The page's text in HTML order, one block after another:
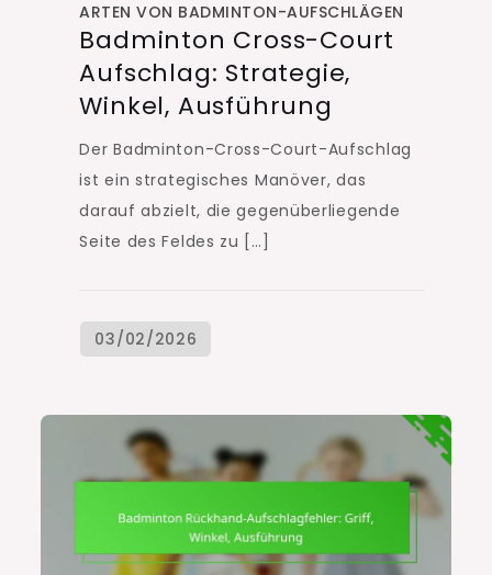
ARTEN VON BADMINTON-AUFSCHLÄGEN
Badminton Cross-Court
Aufschlag: Strategie,
Winkel, Ausführung
Der Badminton-Cross-Court-Aufschlag
ist ein strategisches Manöver, das
darauf abzielt, die gegenüberliegende
Seite des Feldes zu […]